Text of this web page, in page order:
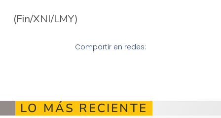
(Fin/XNI/LMY)
Compartir en redes:
LO MÁS RECIENTE